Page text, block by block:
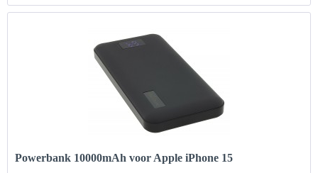
Powerbank 10000mAh voor Apple iPhone 15